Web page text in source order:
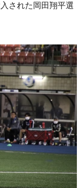
された岡田翔平選